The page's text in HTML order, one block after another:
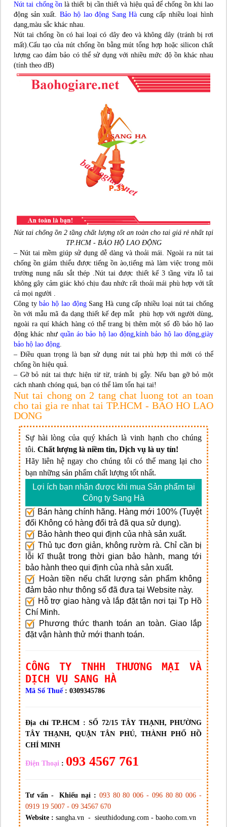
Nút tai chống ồnlà thiết bị cần thiết và hiệu quả để chống ồn khi lao
động sản xuất. Bảo hộ lao động Sang Hà cung cấp nhiều loại hình
dạng,màu sắc khác nhau.
Nút tai chống ồn có hai loại có dây đeo và không dây (tránh bị rơi
mất).Cấu tạo của nút chống ồn bằng mút tổng hợp hoặc silicon chất
lượng cao đảm bảo có thể sử dụng với nhiều mức độ ồn khác nhau
(tính theo dB)
Nút tai chống ồn 2 tầng chất lượng tốt an toàn cho tai giá rẻ nhất tại
TP.HCM - BẢO HỘ LAO ĐỘNG
– Nút tai mềm giúp sử dụng dễ dàng và thoải mái. Ngoài ra nút tai
chống ồn giảm thiểu được tiếng ồn ào,tiếng mà làm việc trong môi
trường nung nấu sắt thép .Nút tai được thiết kế 3 tầng vừa lỗ tai
không gây cảm giác khó chịu đau nhức rất thoải mái phù hợp với tất
cả mọi người .
Công tybảo hộ lao độngSang Hà cung cấp nhiều loại nút tai chống
ồn với mẫu mã đa dạng thiết kế đẹp mắt phù hợp với người dùng,
ngoài ra quí khách hàng có thể trang bị thêm một số đồ bảo hộ lao
động khác như quần áo bảo hộ lao động,kính bảo hộ lao động,giày
bảo hộ lao động.
– Điều quan trọng là bạn sử dụng nút tai phù hợp thì mới có thể
chống ồn hiệu quả.
– Gỡ bỏ nút tai thực hiện từ từ, tránh bị gẫy. Nếu bạn gỡ bỏ một
cách nhanh chóng quá, bạn có thể làm tổn hại tai!
Nut tai chong on 2 tang chat luong tot an toan
cho tai gia re nhat tai TP.HCM - BAO HO LAO
DONG
Sự hài lòng của quý khách là vinh hạnh cho chúng
tôi. Chất lượng là niềm tin, Dịch vụ là uy tín!
Hãy liên hệ ngay cho chúng tôi có thể mang lại cho
bạn những sản phẩm chất lượng tốt nhất.
Lợi ích bạn nhận được khi mua Sản phẩm tại
Công ty Sang Hà
Bán hàng chính hãng. Hàng mới 100% (Tuyệt
đối Không có hàng đổi trả đã qua sử dụng).
Bảo hành theo qui định của nhà sản xuất.
Thủ tục đơn giản, không rườm rà. Chỉ cần bị
lỗi kĩ thuật trong thời gian bảo hành, mang tới
bảo hành theo qui định của nhà sản xuất.
Hoàn tiền nếu chất lượng sản phẩm không
đảm bảo như thông số đã đưa tại Website này.
Hỗ trợ giao hàng và lắp đặt tận nơi tại Tp Hồ
Chí Minh.
Phương thức thanh toán an toàn. Giao lắp
đặt vận hành thử mới thanh toán.
CÔNG TY TNHH THƯƠNG MẠI VÀ
DỊCH VỤ SANG HÀ
Mã Số Thuế : 0309345786
Địa chỉ TP.HCM : SỐ 72/15 TÂY THẠNH, PHƯỜNG
TÂY THẠNH, QUẬN TÂN PHÚ, THÀNH PHỐ HỒ
CHÍ MINH
Điện Thoại : 093 4567 761
Tư vấn - Khiếu nại : 093 80 80 006 - 096 80 80 006 -
0919 19 5007 - 09 34567 670
Website : sangha.vn - sieuthidodung.com - baoho.com.vn